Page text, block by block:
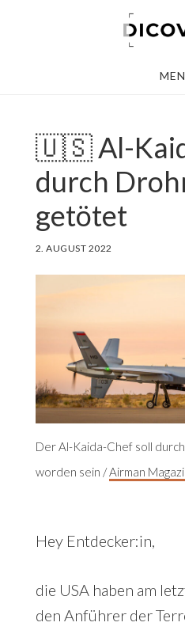
🇺🇸 Al-
durch
getötet
2. AUGUST 2022
Der Al-Kaida-Chef soll
worden sein /Airman
Hey Entdecker:in,
die USA haben am
den Anführer der